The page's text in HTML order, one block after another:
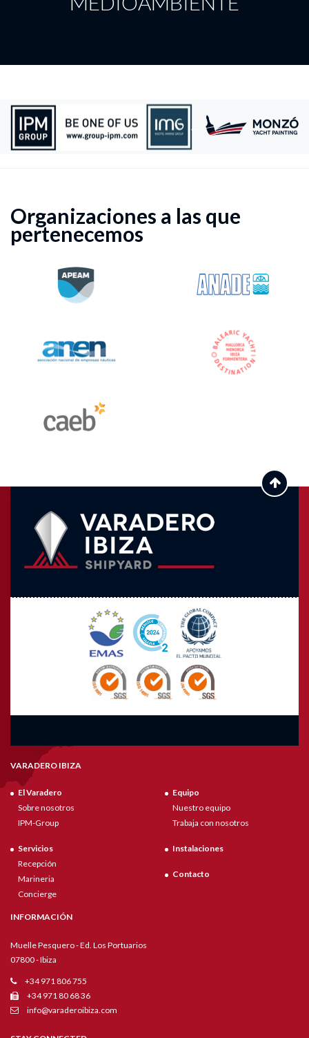
Organizaciones a las que
pertenecemos
VARADERO IBIZA
El Varadero
Sobre nosotros
IPM-Group
Servicios
Recepción
Marineria
Concierge
Equipo
Nuestro equipo
Trabaja con nosotros
Instalaciones
Contacto
INFORMACIÓN
Muelle Pesquero - Ed. Los Portuarios
07800 - Ibiza
+34 971 806 755
+34 971 80 68 36
info@varaderoibiza.com